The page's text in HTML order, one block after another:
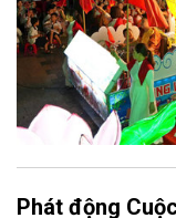
Phát động